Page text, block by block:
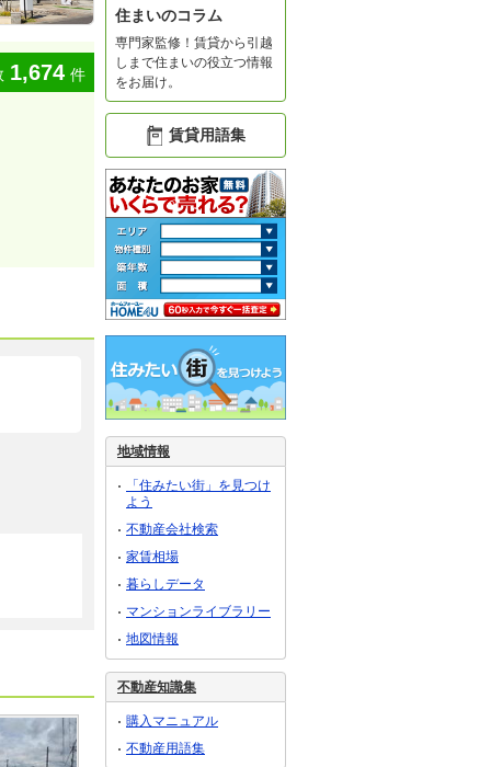
1,674 件
住まいのコラム
専門家監修！賃貸から引越
しまで住まいの役立つ情報
をお届け。
賃貸用語集
地域情報
「住みたい街」を見つけ
よう
不動産会社検索
家賃相場
暮らしデータ
マンションライブラリー
地図情報
不動産知識集
購入マニュアル
不動産用語集